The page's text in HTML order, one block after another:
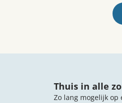
Thuis in alle
Zo lang mogelijk